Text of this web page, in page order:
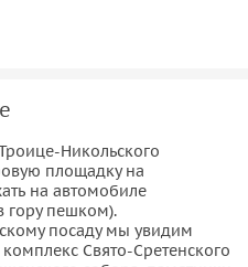
Никольского
площадку на
на автомобиле
гору пешком).
посаду мы увидим
Свято-Сретенского